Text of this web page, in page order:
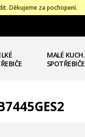
Děkujeme za pochopení.
MALÉ KUCH.
SPOTŘEBIČE